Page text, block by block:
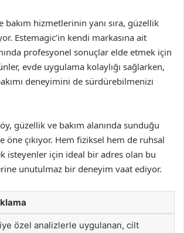
bakım hizmetlerinin yanı sıra, güzellik
Estemagic’in kendi markasına ait
profesyonel sonuçlar elde etmek için
evde uygulama kolaylığı sağlarken,
deneyimini de sürdürebilmenizi
güzellik ve bakım alanında sunduğu
öne çıkıyor. Hem fiziksel hem de ruhsal
isteyenler için ideal bir adres olan bu
unutulmaz bir deneyim vaat ediyor.
özel analizlerle uygulanan, cilt